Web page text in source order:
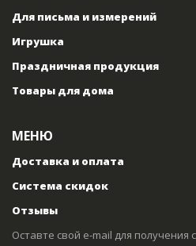
Для письма и измерений
Игрушка
Праздничная продукция
Товары для дома
МЕНЮ
Доставка и оплата
Система скидок
Отзывы
Оставте свой e-mail для получения